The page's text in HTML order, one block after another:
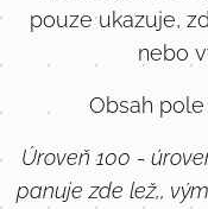
pouze ukazuje,
nebo
Obsah
Úroveň 100 -
panuje zde lež,,